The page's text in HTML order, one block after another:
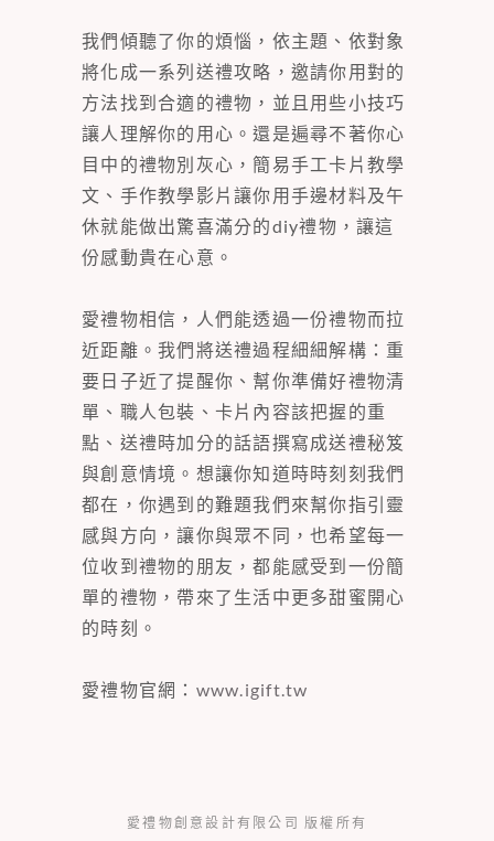
我們傾聽了你的煩惱，依主題、依對象
將化成一系列送禮攻略，邀請你用對的
方法找到合適的禮物，並且用些小技巧
讓人理解你的用心。還是遍尋不著你心
目中的禮物別灰心，簡易手工卡片教學
文、手作教學影片讓你用手邊材料及午
休就能做出驚喜滿分的diy禮物，讓這
份感動貴在心意。
愛禮物相信，人們能透過一份禮物而拉
近距離。我們將送禮過程細細解構：重
要日子近了提醒你、幫你準備好禮物清
單、職人包裝、卡片內容該把握的重
點、送禮時加分的話語撰寫成送禮秘笈
與創意情境。想讓你知道時時刻刻我們
都在，你遇到的難題我們來幫你指引靈
感與方向，讓你與眾不同，也希望每一
位收到禮物的朋友，都能感受到一份簡
單的禮物，帶來了生活中更多甜蜜開心
的時刻。
愛禮物官網： www.igift.tw
愛禮物創意設計有限公司 版權所有